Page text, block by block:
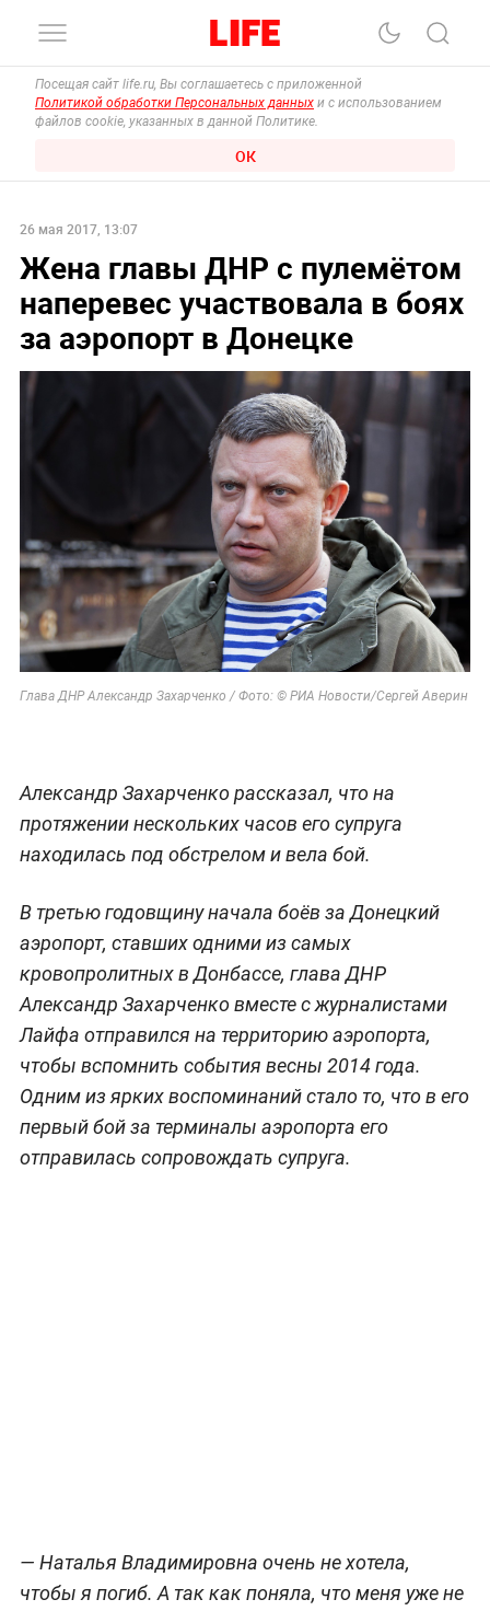
Посещая сайт life.ru, Вы соглашаетесь с приложенной
Политикой обработки Персональных данных и с использованием
файлов cookie, указанных в данной Политике.
ОК
26 мая 2017, 13:07
Жена главы ДНР с пулемётом
наперевес участвовала в боях
за аэропорт в Донецке
Глава ДНР Александр Захарченко / Фото: © РИА Новости/Сергей Аверин
Александр Захарченко рассказал, что на
протяжении нескольких часов его супруга
находилась под обстрелом и вела бой.
В третью годовщину начала боёв за Донецкий
аэропорт, ставших одними из самых
кровопролитных в Донбассе, глава ДНР
Александр Захарченко вместе с журналистами
Лайфа отправился на территорию аэропорта,
чтобы вспомнить события весны 2014 года.
Одним из ярких воспоминаний стало то, что в его
первый бой за терминалы аэропорта его
отправилась сопровождать супруга.
— Наталья Владимировна очень не хотела,
чтобы я погиб. А так как поняла, что меня уже не